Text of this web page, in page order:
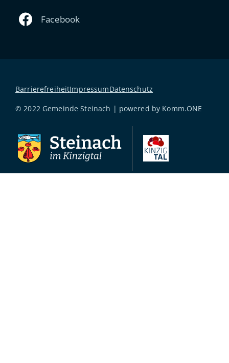
BarrierefreiheitImpressumDatenschutz
© 2022 Gemeinde Steinach | powered by Komm.ONE